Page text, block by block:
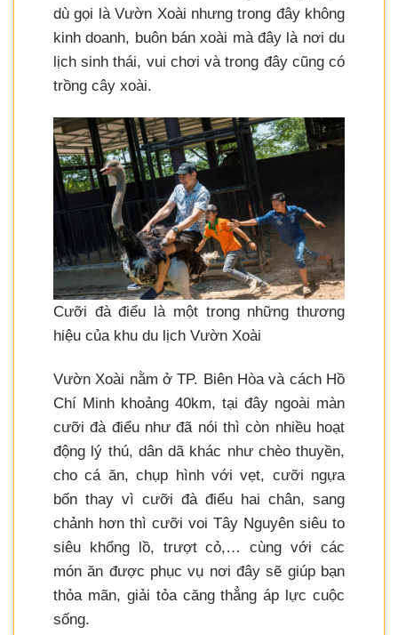
dù gọi là Vườn Xoài nhưng trong đây không
kinh doanh, buôn bán xoài mà đây là nơi du
lịch sinh thái, vui chơi và trong đây cũng có
trồng cây xoài.
Cưỡi đà điểu là một trong những thương
hiệu của khu du lịch Vườn Xoài
Vườn Xoài nằm ở TP. Biên Hòa và cách Hồ
Chí Minh khoảng 40km, tại đây ngoài màn
cưỡi đà điểu như đã nói thì còn nhiều hoạt
động lý thú, dân dã khác như chèo thuyền,
cho cá ăn, chụp hình với vẹt, cưỡi ngựa
bốn thay vì cưỡi đà điểu hai chân, sang
chảnh hơn thì cưỡi voi Tây Nguyên siêu to
siêu khổng lồ, trượt cỏ,… cùng với các
món ăn được phục vụ nơi đây sẽ giúp bạn
thỏa mãn, giải tỏa căng thẳng áp lực cuộc
sống.